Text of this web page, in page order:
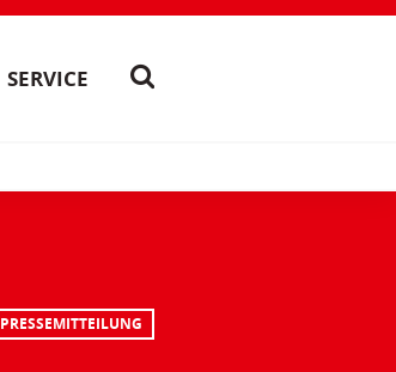
SERVICE
PRESSEMITTEILUNG